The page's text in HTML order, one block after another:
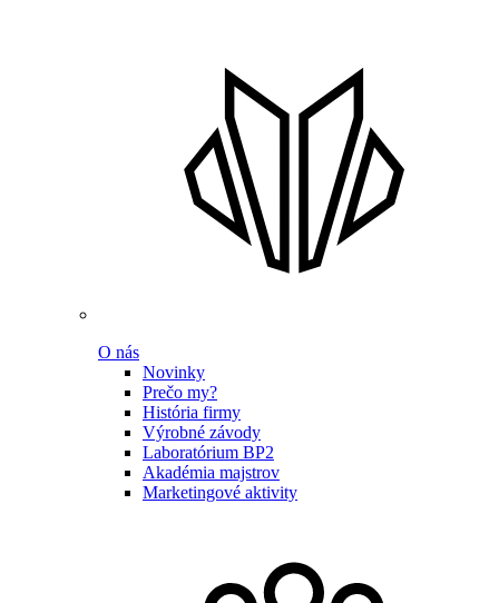
O nás
Novinky
Prečo my?
História firmy
Výrobné závody
Laboratórium BP2
Akadémia majstrov
Marketingové aktivity